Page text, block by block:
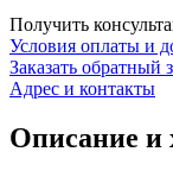
Получить
Условия оплаты и
Заказать обратный
Адрес и контакты
Описание и